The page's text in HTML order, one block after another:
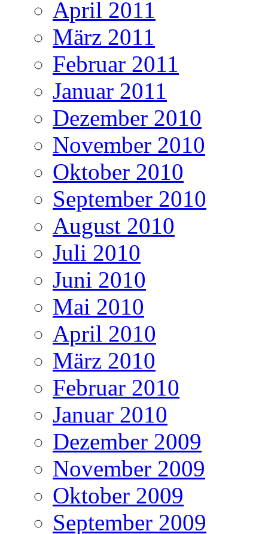
April 2011
März 2011
Februar 2011
Januar 2011
Dezember 2010
November 2010
Oktober 2010
September 2010
August 2010
Juli 2010
Juni 2010
Mai 2010
April 2010
März 2010
Februar 2010
Januar 2010
Dezember 2009
November 2009
Oktober 2009
September 2009